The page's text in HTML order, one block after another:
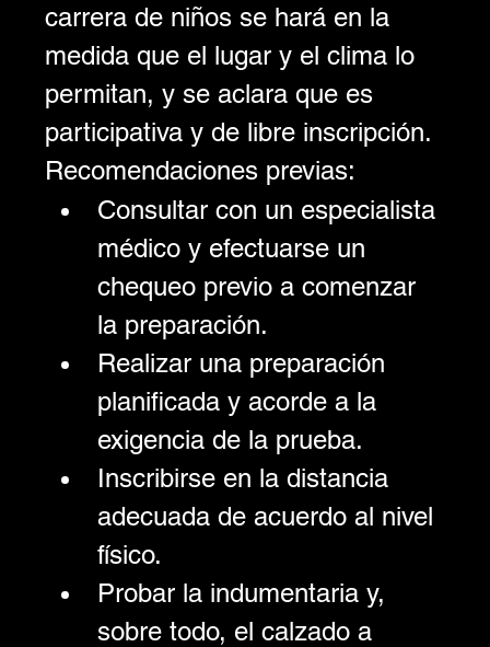
carrera de niños se hará en la
medida que el lugar y el clima lo
permitan, y se aclara que es
participativa y de libre inscripción.
Recomendaciones previas:
Consultar con un especialista
médico y efectuarse un
chequeo previo a comenzar
la preparación.
Realizar una preparación
planificada y acorde a la
exigencia de la prueba.
Inscribirse en la distancia
adecuada de acuerdo al nivel
físico.
Probar la indumentaria y,
sobre todo, el calzado a